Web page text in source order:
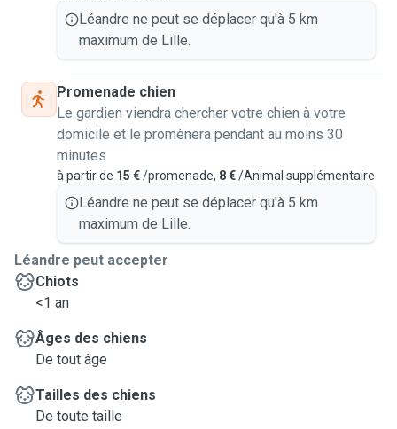
Léandre ne peut se déplacer qu'à 5 km
maximum de Lille.
Promenade chien
Le gardien viendra chercher votre chien à votre
domicile et le promènera pendant au moins 30
minutes
à partir de 15 €/promenade, 8 €/Animal supplémentaire
Léandre ne peut se déplacer qu'à 5 km
maximum de Lille.
Léandre peut accepter
Chiots
<1 an
Âges des chiens
De tout âge
Tailles des chiens
De toute taille